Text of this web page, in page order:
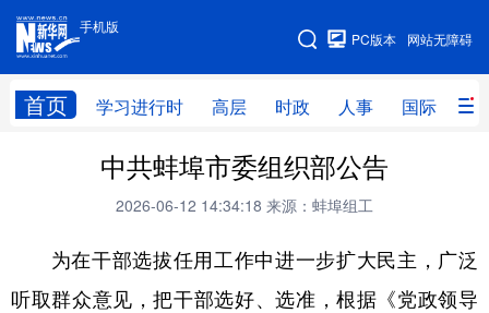
手机版
网站无障碍
PC版本
首页 学习进行时 高层 时政 人事 国际 财
手机版
网站地图
学习进行时 高层 时政
财经 网评
台湾 思客智库 全球连线 教育
科技 科创 量子 体育
中共蚌埠市委组织部公告
2026-06-12 14:34:18 来源：蚌埠组工
为在干部选拔任用工作中进一步扩大民主，广泛
听取群众意见，把干部选好、选准，根据《党政领导